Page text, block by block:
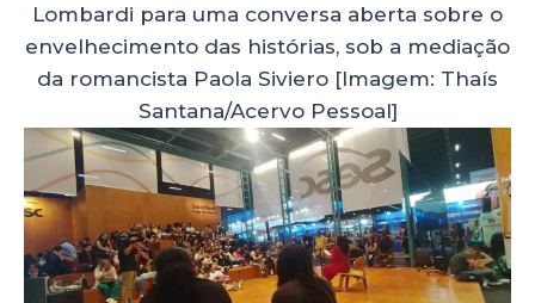
Lombardi para uma conversa aberta sobre o
envelhecimento das histórias, sob a mediação
da romancista Paola Siviero [Imagem: Thaís
Santana/Acervo Pessoal]